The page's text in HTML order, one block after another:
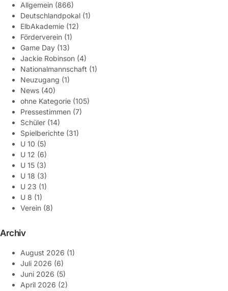
Allgemein (866)
Deutschlandpokal (1)
ElbAkademie (12)
Förderverein (1)
Game Day (13)
Jackie Robinson (4)
Nationalmannschaft (1)
Neuzugang (1)
News (40)
ohne Kategorie (105)
Pressestimmen (7)
Schüler (14)
Spielberichte (31)
U 10 (5)
U 12 (6)
U 15 (3)
U 18 (3)
U 23 (1)
U 8 (1)
Verein (8)
Archiv
August 2026 (1)
Juli 2026 (6)
Juni 2026 (5)
April 2026 (2)